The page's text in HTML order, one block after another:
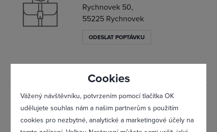
Cookies
Vážený návštěvníku, potvrzením pomocí tlačítka OK
udělujete souhlas nám a našim partnerům s použitím
cookies pro nezbytné, analytické a marketingové účely na
Rychnovek 50,
55225 Rychnovek
ODESLAT POPTÁVKU
TISKÁRNA
BOR spol. s
r.o., TISKÁRNA
0